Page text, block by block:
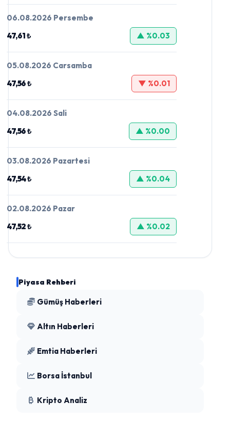
06.08.2026 Persembe
47,61 ₺
▲ %0.03
05.08.2026 Carsamba
47,56 ₺
▼ %0.01
04.08.2026 Sali
47,56 ₺
▲ %0.00
03.08.2026 Pazartesi
47,54 ₺
▲ %0.04
02.08.2026 Pazar
47,52 ₺
▲ %0.02
Piyasa Rehberi
Gümüş Haberleri
Altın Haberleri
Emtia Haberleri
Borsa İstanbul
Kripto Analiz